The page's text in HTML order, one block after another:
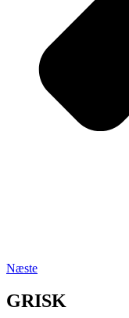
Næste
GRISK